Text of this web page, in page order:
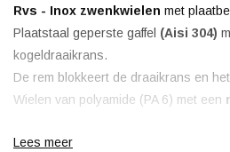
Rvs - Inox zwenkwielen met
Plaatstaal geperste gaffel (Aisi 304)
kogeldraaikrans.
De rem blokkeert de draaikrans en
Wielen van polyamide (PA 6) met een
Lees meer